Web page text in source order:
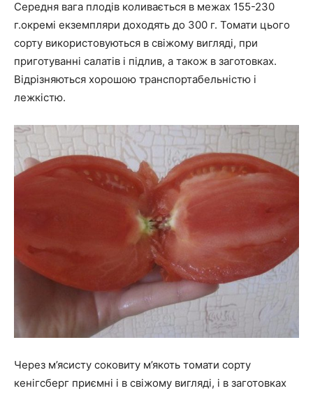
Середня вага плодів коливається в межах 155-230
г.окремі екземпляри доходять до 300 г. Томати цього
сорту використовуються в свіжому вигляді, при
приготуванні салатів і підлив, а також в заготовках.
Відрізняються хорошою транспортабельністю і
лежкістю.
Через м’ясисту соковиту м’якоть томати сорту
кенігсберг приємні і в свіжому вигляді, і в заготовках